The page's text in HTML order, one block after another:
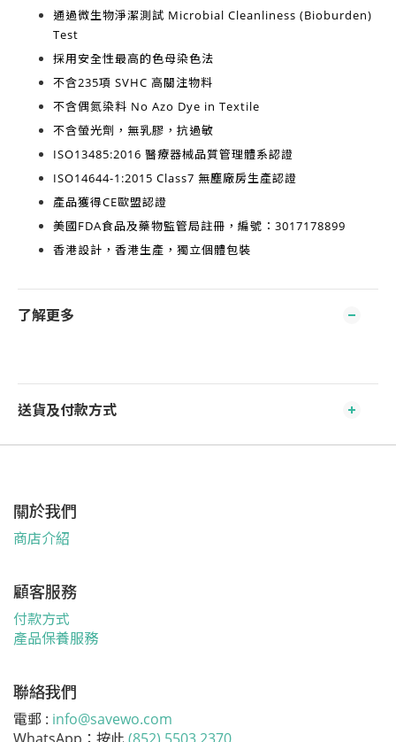
通過微生物淨潔測試 Microbial Cleanliness (Bioburden)
Test
採用安全性最高的色母染色法
不含235項 SVHC 高關注物料
不含偶氮染料 No Azo Dye in Textile
不含螢光劑，無乳膠，抗過敏
ISO13485:2016 醫療器械品質管理體系認證
ISO14644-1:2015 Class7 無塵廠房生產認證
產品獲得CE歐盟認證
美國FDA食品及藥物監管局註冊，編號：3017178899
香港設計，香港生產 ，獨立個體包裝
了解更多
送貨及付款方式
關於我們
商店介紹
顧客服務
付款方式
產品保養服務
聯絡我們
電郵 : info@savewo.com